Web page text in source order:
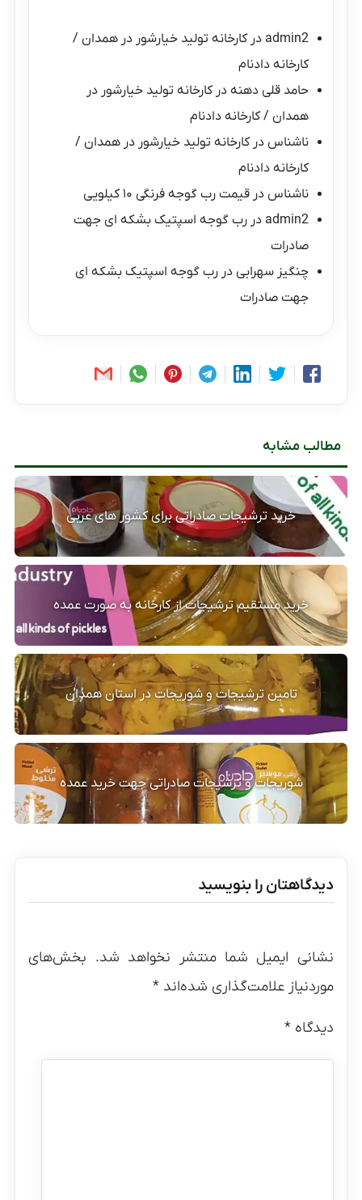
admin2 درکارخانه تولید خیارشور در همدان /
کارخانه دادنام
حامد قلی دهنه درکارخانه تولید خیارشور در
همدان / کارخانه دادنام
ناشناس درکارخانه تولید خیارشور در همدان /
کارخانه دادنام
ناشناس درقیمت رب گوجه فرنگی ۱۰ کیلویی
admin2 دررب گوجه اسپتیک بشکه ای جهت
صادرات
چنگیز سهرابی دررب گوجه اسپتیک بشکه ای
جهت صادرات
مطالب مشابه
خرید ترشیجات صادراتی برای کشور های عربی
خرید مستقیم ترشیجات از کارخانه به صورت عمده
تامین ترشیجات و شوریجات در استان همدان
شوریجات و ترشیجات صادراتی جهت خرید عمده
دیدگاهتان را بنویسید
نشانی ایمیل شما منتشر نخواهد شد. بخش‌های
موردنیاز علامت‌گذاری شده‌اند*
دیدگاه*